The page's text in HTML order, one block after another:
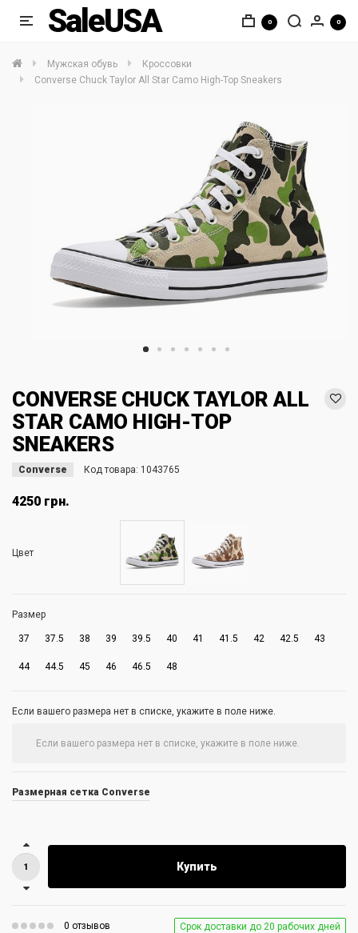
SaleUSA 0 0
Мужская обувь
Кроссовки
Converse Chuck Taylor All Star Camo High-Top Sneakers
CONVERSE CHUCK TAYLOR ALL
STAR CAMO HIGH-TOP
SNEAKERS
Converse Код товара: 1043765
4250 грн.
Цвет
Размер
37 37.5 38 39 39.5 40 41 41.5 42 42.5 43
44 44.5 45 46 46.5 48
Если вашего размера нет в списке, укажите в поле ниже.
Размерная сетка Converse
Купить
0 отзывов Срок доставки до 20 рабочих дней